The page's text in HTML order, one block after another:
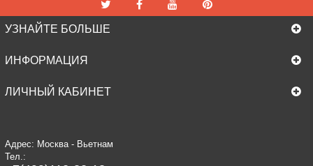
УЗНАЙТЕ БОЛЬШЕ
ИНФОРМАЦИЯ
ЛИЧНЫЙ КАБИНЕТ
Адрес: Москва - Вьетнам
Тел.: